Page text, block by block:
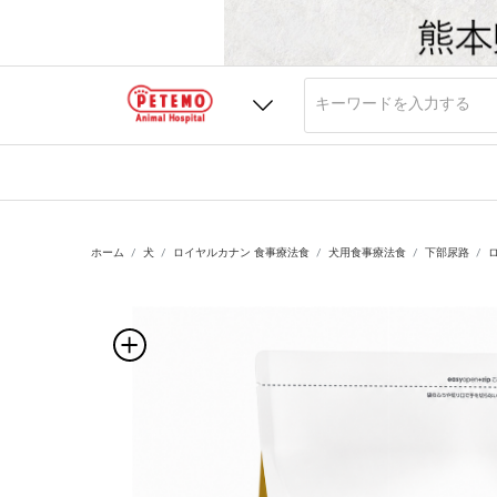
ホーム 犬 ロイヤルカナン 食事療法食 犬用食事療法食 下部尿路